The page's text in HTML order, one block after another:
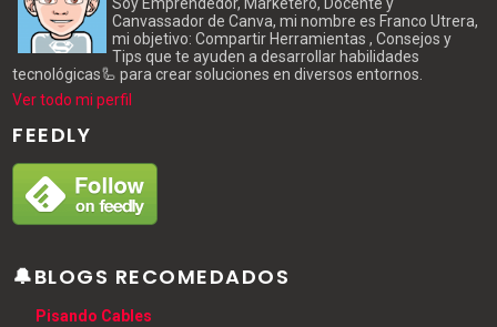
Soy Emprendedor, Marketero, Docente y
Canvassador de Canva, mi nombre es Franco Utrera,
mi objetivo: Compartir Herramientas , Consejos y
Tips que te ayuden a desarrollar habilidades
tecnológicas🦾 para crear soluciones en diversos entornos.
Ver todo mi perfil
FEEDLY
🔔BLOGS RECOMEDADOS
Pisando Cables